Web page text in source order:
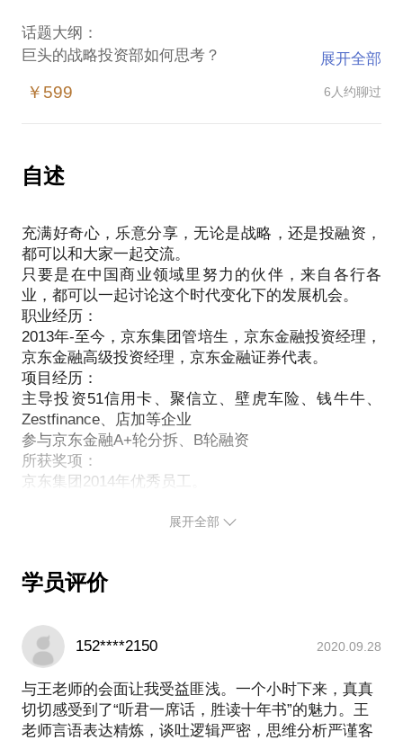
话题大纲：
巨头的战略投资部如何思考？
展开全部
￥599 6人约聊过
自述
充满好奇心，乐意分享，无论是战略，还是投融资，
都可以和大家一起交流。
只要是在中国商业领域里努力的伙伴，来自各行各
业，都可以一起讨论这个时代变化下的发展机会。
职业经历：
2013年-至今，京东集团管培生，京东金融投资经理，
京东金融高级投资经理，京东金融证券代表。
项目经历：
主导投资51信用卡、聚信立、壁虎车险、钱牛牛、
Zestfinance、店加等企业
参与京东金融A+轮分拆、B轮融资
所获奖项：
展开全部
学员评价
152****2150 2020.09.28
与王老师的会面让我受益匪浅。一个小时下来，真真
切切感受到了“听君一席话，胜读十年书”的魅力。王
老师言语表达精炼，谈吐逻辑严密，思维分析严谨客